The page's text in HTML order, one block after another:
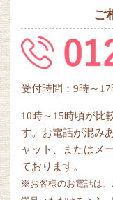
ご
受付時間：9時～17
10時～15時頃が比
す。お電話が混み
ャット、またはメ
ております。
※お客様のお電話は